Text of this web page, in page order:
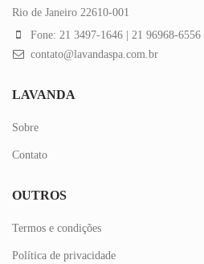
Rio de Janeiro 22610-001
Fone: 21 3497-1646 | 21 96968-6556
contato@lavandaspa.com.br
LAVANDA
Sobre
Contato
OUTROS
Termos e condições
Política de privacidade